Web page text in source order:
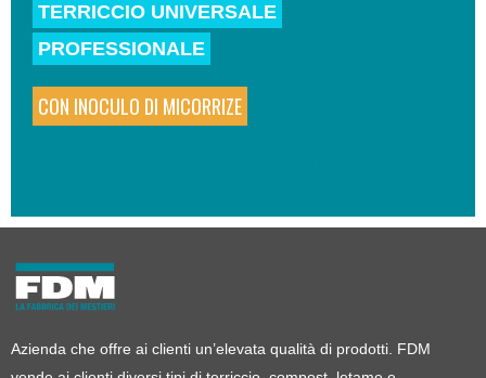
TERRICCIO UNIVERSALE
PROFESSIONALE
CON INOCULO DI MICORRIZE
Azienda che offre ai clienti un’elevata qualità di prodotti. FDM